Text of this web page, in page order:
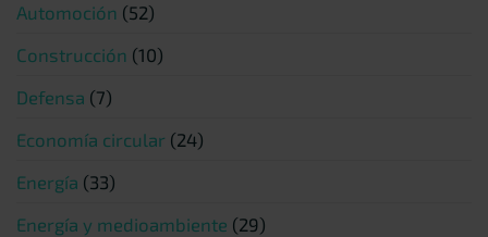
Automoción (52)
Construcción (10)
Defensa (7)
Economía circular (24)
Energía (33)
Energía y medioambiente (29)